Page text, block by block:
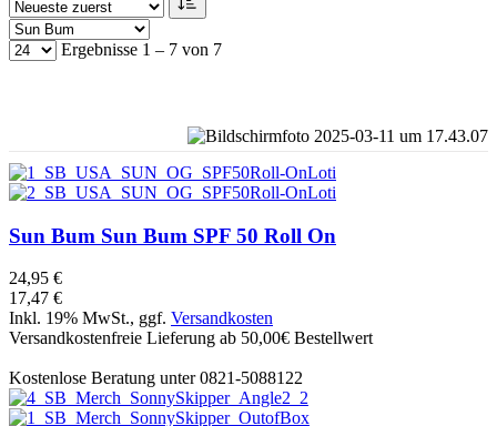
Ergebnisse 1 – 7 von 7
Sun Bum Sun Bum SPF 50 Roll On
24,95 €
17,47 €
Inkl. 19% MwSt., ggf. Versandkosten
Versandkostenfreie Lieferung ab 50,00€ Bestellwert
Kostenlose Beratung unter 0821-5088122